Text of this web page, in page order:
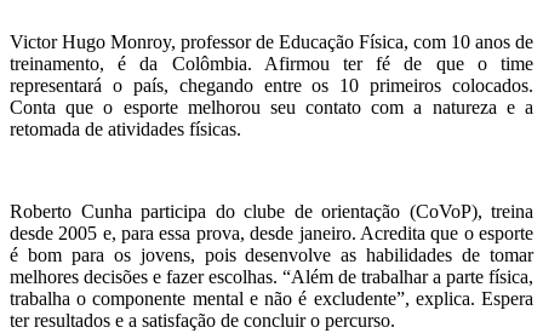
Victor Hugo Monroy, professor de Educação Física, com 10 anos de
treinamento, é da Colômbia. Afirmou ter fé de que o time
representará o país, chegando entre os 10 primeiros colocados.
Conta que o esporte melhorou seu contato com a natureza e a
retomada de atividades físicas.
Roberto Cunha participa do clube de orientação (CoVoP), treina
desde 2005 e, para essa prova, desde janeiro. Acredita que o esporte
é bom para os jovens, pois desenvolve as habilidades de tomar
melhores decisões e fazer escolhas. “Além de trabalhar a parte física,
trabalha o componente mental e não é excludente”, explica. Espera
ter resultados e a satisfação de concluir o percurso.